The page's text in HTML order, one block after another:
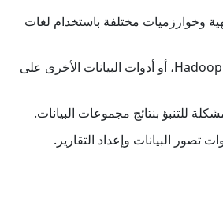
وخوارزميات مختلفة باستخدام لغات
يتفاعل مع البيانات على أدوات البيانات الضخمة مثل Spark أو Hadoop، أو أدوات البيانات الأخرى على
للتنبؤ بنتائج مجموعات البيانات.
تصور البيانات وإعداد التقارير.